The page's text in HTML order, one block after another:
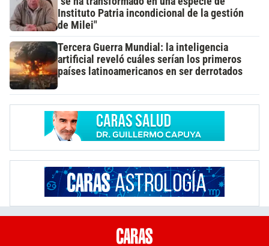
Instituto Patria incondicional de la gestión
de Milei"
Tercera Guerra Mundial: la inteligencia
artificial reveló cuáles serían los primeros
países latinoamericanos en ser derrotados